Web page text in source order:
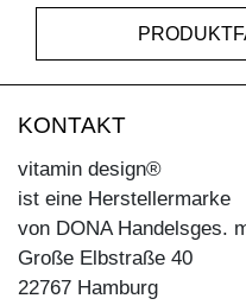
KONTAKT
vitamin design®
ist eine Herstellermarke
von DONA Handelsges.
Große Elbstraße 40
22767 Hamburg